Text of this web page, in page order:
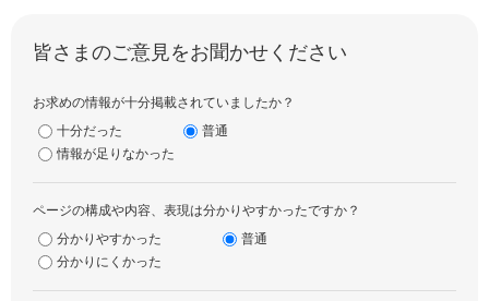
皆さまのご意見をお聞かせください
お求めの情報が十分掲載されていましたか？
十分だった
普通
情報が足りなかった
ページの構成や内容、表現は分かりやすかったですか？
分かりやすかった
普通
分かりにくかった